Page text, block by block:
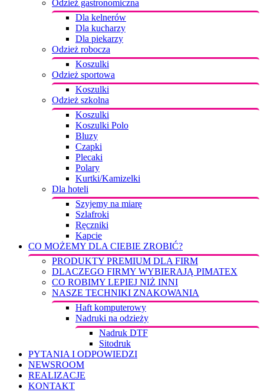
Odzież gastronomiczna
Dla kelnerów
Dla kucharzy
Dla piekarzy
Odzież robocza
Koszulki
Odzież sportowa
Koszulki
Odzież szkolna
Koszulki
Koszulki Polo
Bluzy
Czapki
Plecaki
Polary
Kurtki/Kamizelki
Dla hoteli
Szyjemy na miarę
Szlafroki
Ręczniki
Kapcie
CO MOŻEMY DLA CIEBIE ZROBIĆ?
PRODUKTY PREMIUM DLA FIRM
DLACZEGO FIRMY WYBIERAJĄ PIMATEX
CO ROBIMY LEPIEJ NIŻ INNI
NASZE TECHNIKI ZNAKOWANIA
Haft komputerowy
Nadruki na odzieży
Nadruk DTF
Sitodruk
PYTANIA I ODPOWIEDZI
NEWSROOM
REALIZACJE
KONTAKT